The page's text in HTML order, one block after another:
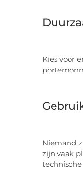
Kies voor
Niemand
zijn vaak
technische